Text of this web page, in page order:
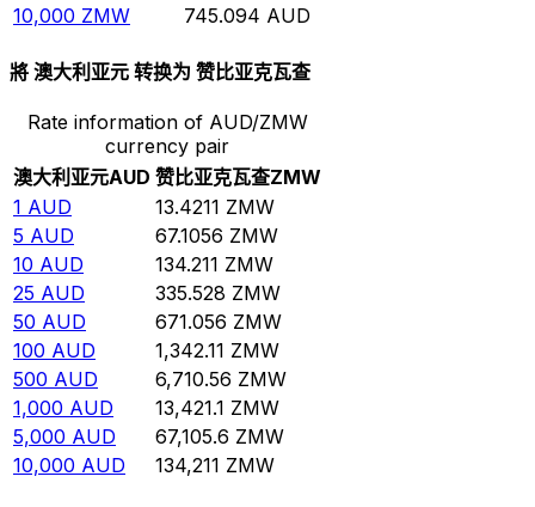
10,000 ZMW 745.094 AUD
將 澳大利亚元 转换为 赞比亚克瓦查
Rate information of AUD/ZMW
currency pair
澳大利亚元AUD 赞比亚克瓦查ZMW
1 AUD 13.4211 ZMW
5 AUD 67.1056 ZMW
10 AUD 134.211 ZMW
25 AUD 335.528 ZMW
50 AUD 671.056 ZMW
100 AUD 1,342.11 ZMW
500 AUD 6,710.56 ZMW
1,000 AUD 13,421.1 ZMW
5,000 AUD 67,105.6 ZMW
10,000 AUD 134,211 ZMW